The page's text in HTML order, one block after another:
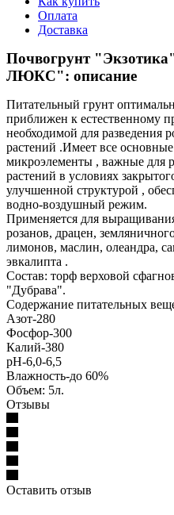
Оплата
Доставка
Почвогрунт
ЛЮКС": описание
Питательный грунт
приближен к естественному
необходимой для разведения
растений .Имеет все
микроэлементы , важные для
растений в условиях
улучшенной структурой ,
водно-воздушный режим.
Применяется для
розанов, драцен,
лимонов, маслин, олеандра,
эвкалипта .
Состав: торф верховой
"Дубрава".
Содержание питательных
Азот-280
Фосфор-300
Калий-380
рН-6,0-6,5
Влажность-до 60%
Объем: 5л.
Отзывы
Оставить отзыв